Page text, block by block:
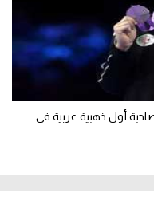
أول ذهبية عربية في